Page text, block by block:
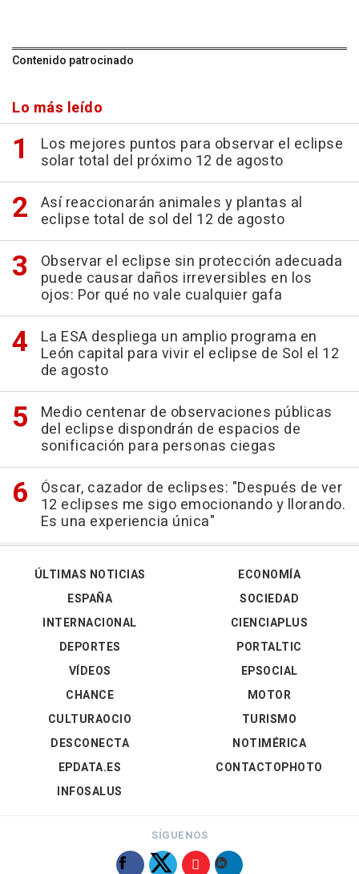
Contenido patrocinado
Lo más leído
Los mejores puntos para observar el eclipse
solar total del próximo 12 de agosto
Así reaccionarán animales y plantas al
eclipse total de sol del 12 de agosto
Observar el eclipse sin protección adecuada
puede causar daños irreversibles en los
ojos: Por qué no vale cualquier gafa
La ESA despliega un amplio programa en
León capital para vivir el eclipse de Sol el 12
de agosto
Medio centenar de observaciones públicas
del eclipse dispondrán de espacios de
sonificación para personas ciegas
Óscar, cazador de eclipses: "Después de ver
12 eclipses me sigo emocionando y llorando.
Es una experiencia única"
ÚLTIMAS NOTICIAS
ESPAÑA
INTERNACIONAL
DEPORTES
VÍDEOS
ECONOMÍA
SOCIEDAD
CIENCIAPLUS
PORTALTIC
EPSOCIAL
CHANCE
CULTURAOCIO
DESCONECTA
EPDATA.ES
INFOSALUS
MOTOR
TURISMO
NOTIMÉRICA
CONTACTOPHOTO
SÍGUENOS